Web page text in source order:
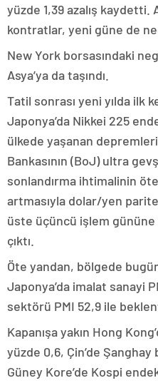
yüzde 1,39 azalış kaydetti.
kontratlar, yeni güne de
New York borsasındaki
Asya’ya da taşındı.
Tatil sonrası yeni yılda ilk
Japonya’da Nikkei 225
ülkede yaşanan
Bankasının (BoJ) ultra
sonlandırma ihtimalinin
artmasıyla dolar/yen
üste üçüncü işlem gününe
çıktı.
Öte yandan, bölgede
Japonya’da imalat sanayi
sektörü PMI 52,9 ile
Kapanışa yakın Hong
yüzde 0,6, Çin’de
Güney Kore’de Kospi